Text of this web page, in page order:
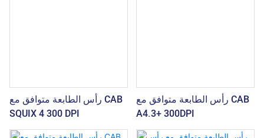
رأس الطابعة متوافق مع CAB
SQUIX 4 300 DPI
رأس الطابعة متوافق مع CAB
A4.3+ 300DPI